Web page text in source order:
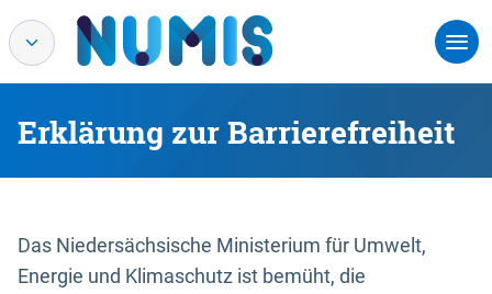
Erklärung zur Barrierefreiheit
Das Niedersächsische Ministerium für Umwelt,
Energie und Klimaschutz ist bemüht, die